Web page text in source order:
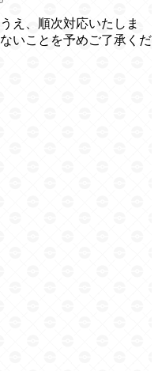
え、順次対応いたしま
いことを予めご了承くだ